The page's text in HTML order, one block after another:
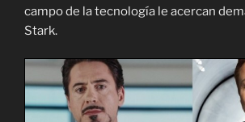
campo de la tecnología le acercan
Stark.